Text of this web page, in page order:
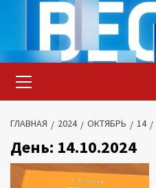
содержимому
меню
ГЛАВНАЯ 2024 ОКТЯБРЬ 14
День: 14.10.2024